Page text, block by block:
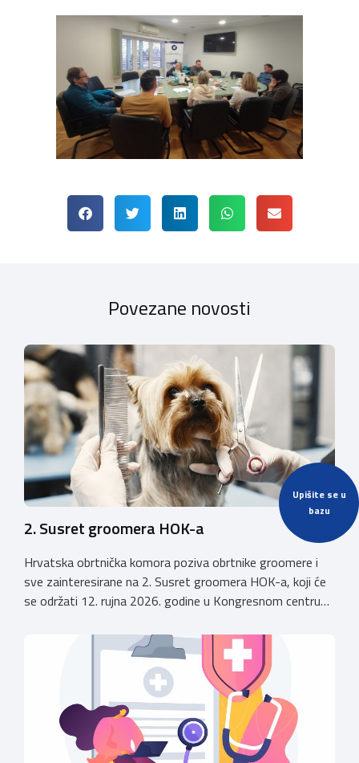
Upišite se u
bazu
Povezane novosti
2. Susret groomera HOK-a
Hrvatska obrtnička komora poziva obrtnike groomere i
sve zainteresirane na 2. Susret groomera HOK-a, koji će
se održati 12. rujna 2026. godine u Kongresnom centru
očekuje bogat stručni program s predavanjima
renomiranih domaćih i međunarodnih predavača: U sklopu
programa održat će se i panel rasprava „Profesija
groomera: od edukacije […]